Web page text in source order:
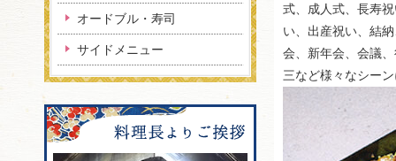
式、成人式、長寿
い、出産祝い、結
会、新年会、会議
三など様々なシー
オードブル・寿司
サイドメニュー